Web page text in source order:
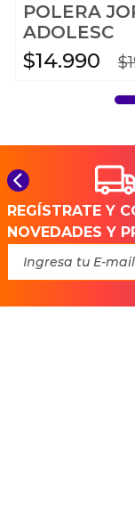
POLERA
ADOLESC
$14.990 $
REGÍSTRATE Y
NOVEDADES Y